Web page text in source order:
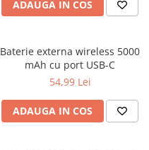
ADAUGA IN COS
Baterie externa wireless 5000
mAh cu port USB-C
54,99 Lei
ADAUGA IN COS